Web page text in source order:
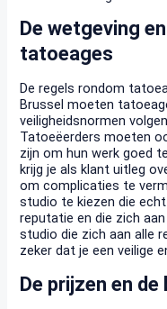
De wetgeving
tatoeages
De regels rondom
Brussel moeten
veiligheidsnormen
Tatoeëerders moeten
zijn om hun werk goed
krijg je als klant uitleg
om complicaties te
studio te kiezen die
reputatie en die zich
studio die zich aan alle
zeker dat je een veilige
De prijzen en